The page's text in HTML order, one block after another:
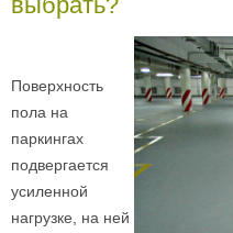
Поверхность
пола на
паркингах
подвергается
усиленной
нагрузке, на ней